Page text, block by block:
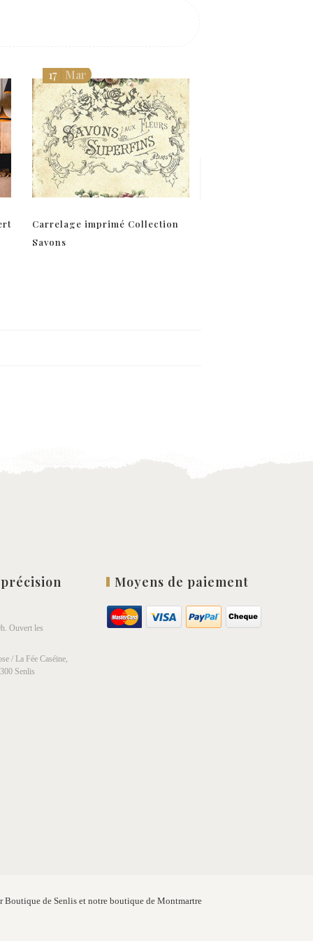
Carrelage imprimé Collection
Savons
17 Mar
Ouvert les
/ La Fée Caséine,
Senlis
Moyens de paiement
Boutique de Senlis et notre boutique de Montmartre